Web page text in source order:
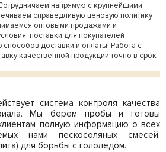
напрямую с крупнейшими
справедливую ценовую политику
оптовыми продажами и
поставки для покупателей
доставки и оплаты! Работа с
качественной продукции точно в срок
система контроля качества
Мы берем пробы и готовы
полную информацию о всех
нами пескосоляных смесей,
для борьбы с гололедом.